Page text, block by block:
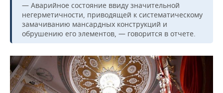
— Аварийное состояние ввиду значительной
негерметичности, приводящей к систематическому
замачиванию мансардных конструкций и
обрушению его элементов, — говорится в отчете.